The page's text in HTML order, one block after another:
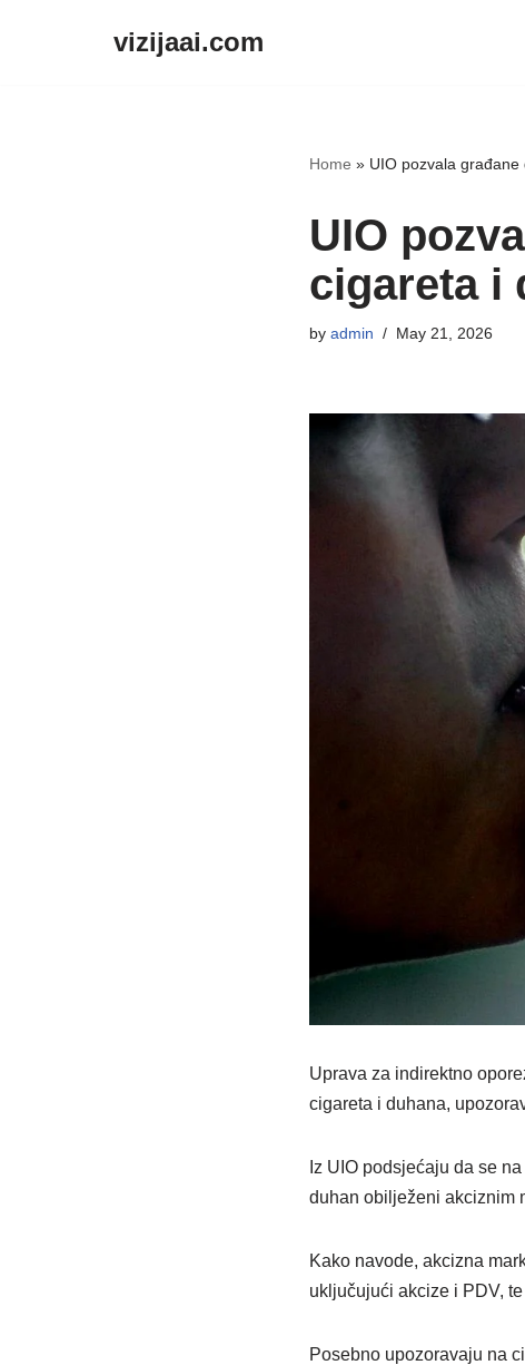
vizijaai.com
Home » UIO pozvala
UIO
cigareta i
by admin May 21, 2026
Uprava za indirektno
cigareta i duhana,
Iz UIO podsjećaju da se
duhan obilježeni akciznim
Kako navode, akcizna
uključujući akcize i PDV,
Posebno upozoravaju na